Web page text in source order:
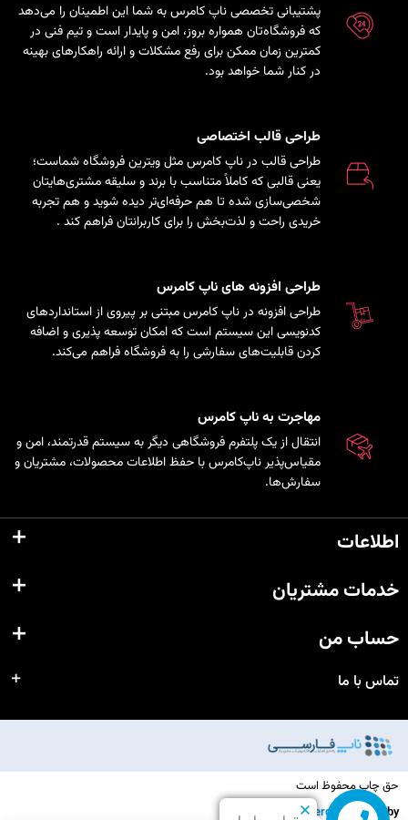
پشتیبانی تخصصی ناپ کامرس به شما این اطمینان را می‌دهد
که فروشگاه‌تان همواره بروز، امن و پایدار است و تیم فنی در
کمترین زمان ممکن برای رفع مشکلات و ارائه راهکارهای بهینه
در کنار شما خواهد بود.
طراحی قالب اختصاصی
طراحی قالب در ناپ کامرس مثل ویترین فروشگاه شماست؛
یعنی قالبی که کاملاً متناسب با برند و سلیقه مشتری‌هایتان
شخصی‌سازی شده تا هم حرفه‌ای‌تر دیده شوید و هم تجربه
خریدی راحت و لذت‌بخش را برای کاربرانتان فراهم کند .
طراحی افزونه های ناپ کامرس
طراحی افزونه در ناپ کامرس مبتنی بر پیروی از استانداردهای
کدنویسی این سیستم است که امکان توسعه پذیری و اضافه
کردن قابلیت‌های سفارشی را به فروشگاه فراهم می‌کند.
مهاجرت به ناپ کامرس
انتقال از یک پلتفرم فروشگاهی دیگر به سیستم قدرتمند، امن و
مقیاس‌پذیر ناپ‌کامرس با حفظ اطلاعات محصولات، مشتریان و
سفارش‌ها.
اطلاعات
خدمات مشتریان
حساب من
تماس با ما
حق چاپ محفوظ است
Powered by
nopCommerce